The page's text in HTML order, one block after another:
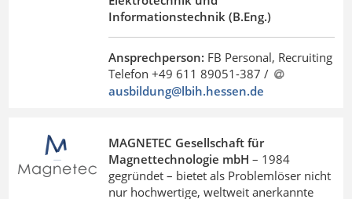
Informationstechnik (B.Eng.)
Ansprechperson: FB Personal, Recruiting
Telefon +49 611 89051-387 /
ausbildung@lbih.hessen.de
MAGNETEC Gesellschaft für
Magnettechnologie mbH – 1984
gegründet – bietet als Problemlöser nicht
nur hochwertige, weltweit anerkannte